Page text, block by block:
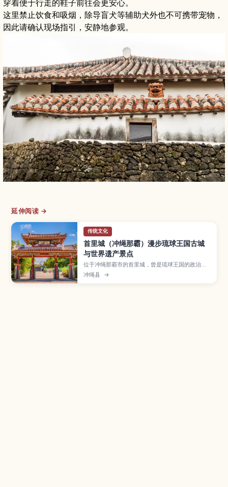
穿着便于行走的鞋子前往会更安心。
这里禁止饮食和吸烟，除导盲犬等辅助犬外也不可携带宠物，
因此请确认现场指引，安静地参观。
延伸阅读 →
传统文化
首里城（冲绳那霸）漫步琉球王国古城
与世界遗产景点
位于冲绳那霸市的首里城，曾是琉球王国的政治与
文化中心，如今被列入世界遗产，是到冲绳必访的
人气景点。文章介绍守礼门、正殿遗址、园比屋武
冲绳县 →